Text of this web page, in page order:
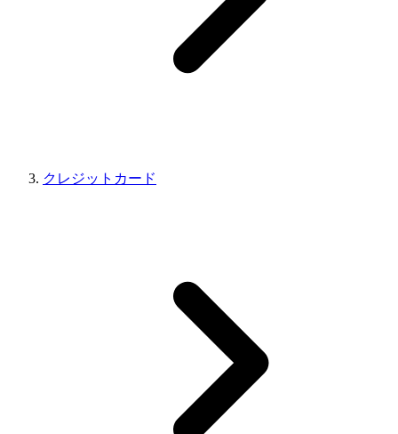
クレジットカード